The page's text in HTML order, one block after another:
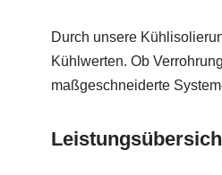
Durch unsere
Kühlwerten. Ob
maßgeschneiderte